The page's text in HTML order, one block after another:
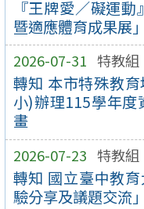
『王牌愛／礙運
暨適應體育成果展」
2026-07-31 特教組
轉知 本市特殊教
小)辦理115學年度
畫
2026-07-23 特教組
轉知 國立臺中教
驗分享及議題交流